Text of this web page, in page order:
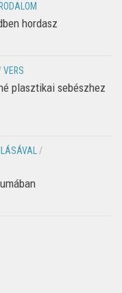
hordasz
VERS
plasztikai sebészhez
/